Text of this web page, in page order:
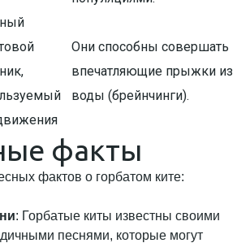
Они способны совершать
впечатляющие прыжки из
воды (брейнчинги).
факты
фактов о горбатом ките:
: Горбатые киты известны своими
песнями, которые могут